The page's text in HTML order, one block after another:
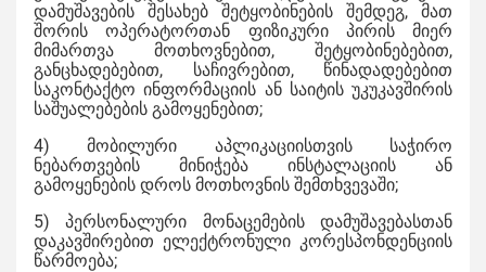
დამუშავების შესახებ შეტყობინების შემდეგ, მათ
შორის ოპერატორთან ფიზიკური პირის მიერ
მიმართვა მოთხოვნებით, შეტყობინებებით,
განცხადებებით, საჩივრებით, წინადადებებით
საკონტაქტო ინფორმაციის ან საიტის უკუკავშირის
საშუალებების გამოყენებით;
4) მობილური აპლიკაციისთვის საჭირო
ნებართვების მინიჭება ინსტალაციის ან
გამოყენების დროს მოთხოვნის შემთხვევაში;
5) პერსონალური მონაცემების დამუშავებასთან
დაკავშირებით ელექტრონული კორესპონდენციის
წარმოება;